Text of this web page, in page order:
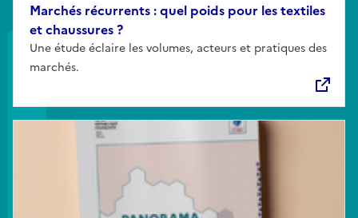
Marchés récurrents : quel poids pour les textiles
et chaussures ?
Une étude éclaire les volumes, acteurs et pratiques des
marchés.